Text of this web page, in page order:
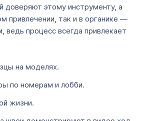
доверяют этому инструменту, а
привлечении, так и в органике —
процесс всегда привлекает
на моделях.
по номерам и лобби.
жизни.